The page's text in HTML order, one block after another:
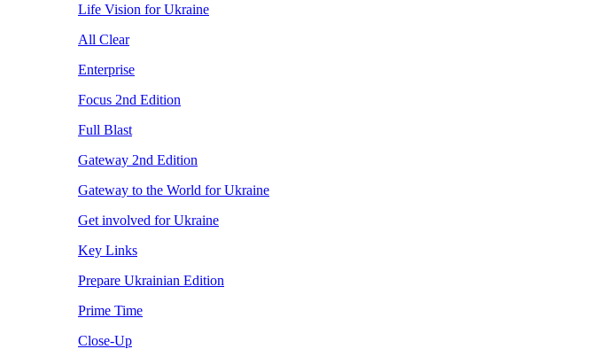
Life Vision for Ukraine
All Clear
Enterprise
Focus 2nd Edition
Full Blast
Gateway 2nd Edition
Gateway to the World for Ukraine
Get involved for Ukraine
Key Links
Prepare Ukrainian Edition
Prime Time
Close-Up